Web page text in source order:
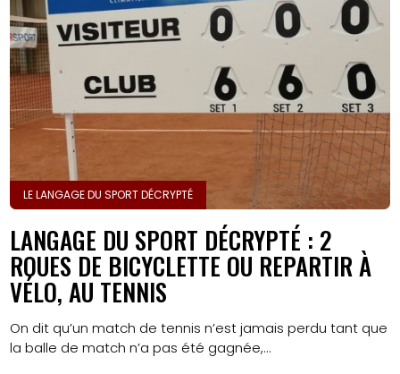
LE LANGAGE DU SPORT DÉCRYPTÉ
LANGAGE DU SPORT DÉCRYPTÉ : 2
ROUES DE BICYCLETTE OU REPARTIR À
VÉLO, AU TENNIS
On dit qu’un match de tennis n’est jamais perdu tant que
la balle de match n’a pas été gagnée,...